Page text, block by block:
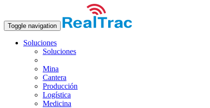
Toggle navigation
Soluciones
Soluciones
Mina
Cantera
Producción
Logística
Medicina